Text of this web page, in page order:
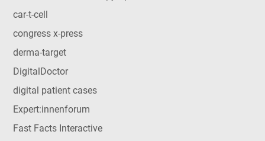
car-t-cell
congress x-press
derma-target
DigitalDoctor
digital patient cases
Expert:innenforum
Fast Facts Interactive